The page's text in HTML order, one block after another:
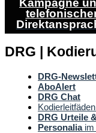
DRG |
DRG-
AboAlert
DRG Chat
DRG Urteile
Personaliaim